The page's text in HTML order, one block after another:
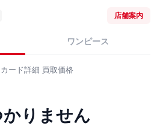
店舗案内
ワンピース
カード詳細 買取価格
りません